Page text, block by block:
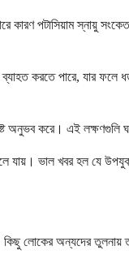
পটাসিয়াম স্নায়ু
করতে পারে, যার
অনুভব করে। এই লক্ষণগুলি
যায়। ভাল খবর হল যে
লোকের অন্যদের তুলনায়